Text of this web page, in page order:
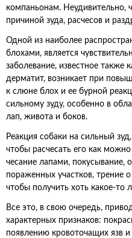
компаньонам. Неудивительно,
причиной зуда, расчесов и
Одной из наиболее
блохами, является
заболевание, известное также
дерматит, возникает при
к слюне блох и ее бурной
сильному зуду, особенно в
лап, живота и боков.
Реакция собаки на сильный
чтобы расчесать его как
чесание лапами, покусывание,
пораженных участков,
чтобы получить хоть какое-то
Все это, в свою очередь,
характерных признаков:
появлению кровоточащих язв